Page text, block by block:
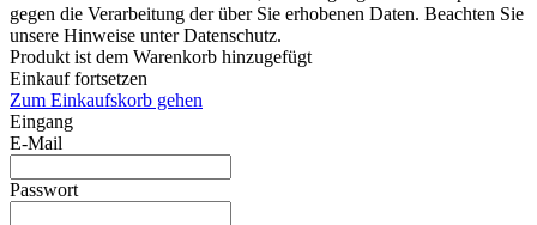
gegen die Verarbeitung der über Sie erhobenen Daten. Beachten Sie
unsere Hinweise unter Datenschutz.
Produkt ist dem Warenkorb hinzugefügt
Einkauf fortsetzen
Zum Einkaufskorb gehen
Eingang
E-Mail
Passwort